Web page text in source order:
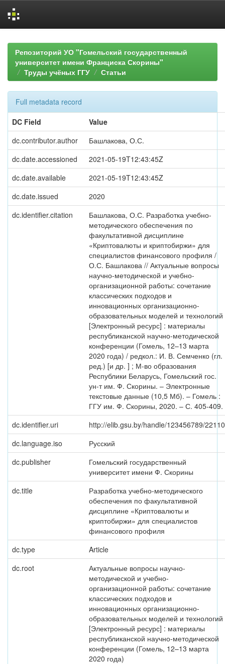
navigationРепозиторий УО "Гомельский государственный
университет имени Франциска Скорины"
Труды учёных ГГУ
Статьи
Full metadata record
DC Field
Value
dc.contributor.author
Башлакова, О.С.
dc.date.accessioned
2021-05-19T12:43:45Z
dc.date.available
2021-05-19T12:43:45Z
dc.date.issued
2020
dc.identifier.citation
Башлакова, О.С. Разработка учебно-
методического обеспечения по
факультативной дисциплине
«Криптовалюты и криптобиржи» для
специалистов финансового профиля /
О.С. Башлакова // Актуальные вопросы
научно-методической и учебно-
организационной работы: сочетание
классических подходов и
инновационных организационно-
образовательных моделей и технологий
[Электронный ресурс] : материалы
республиканской научно-методической
конференции (Гомель, 12–13 марта
2020 года) / редкол.: И. В. Семченко (гл.
ред.) [и др. ] ; М-во образования
Республики Беларусь, Гомельский гос.
ун-т им. Ф. Скорины. – Электронные
текстовые данные (10,5 Мб). – Гомель :
ГГУ им. Ф. Скорины, 2020. – С. 405-409.
dc.identifier.uri
http://elib.gsu.by/handle/123456789/22110
dc.language.iso
Русский
dc.publisher
Гомельский государственный
университет имени Ф. Скорины
dc.title
Разработка учебно-методического
обеспечения по факультативной
дисциплине «Криптовалюты и
криптобиржи» для специалистов
финансового профиля
dc.type
Article
dc.root
Актуальные вопросы научно-
методической и учебно-
организационной работы: сочетание
классических подходов и
инновационных организационно-
образовательных моделей и технологий
[Электронный ресурс] : материалы
республиканской научно-методической
конференции (Гомель, 12–13 марта
2020 года)